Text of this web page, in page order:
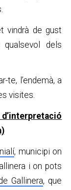
vindrà de gust
dels
te, l’endemà, a
visites.
, municipi on
i on pots
Gallinera, que